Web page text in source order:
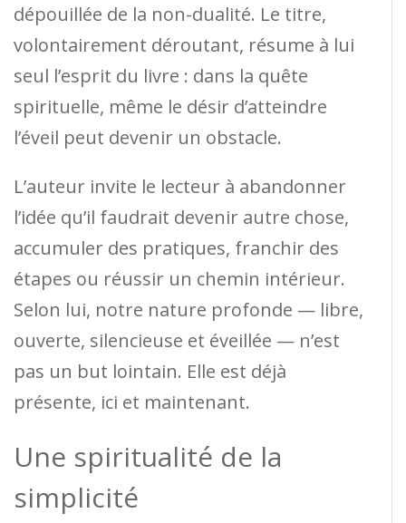
dépouillée de la non-dualité. Le titre,
volontairement déroutant, résume à lui
seul l’esprit du livre : dans la quête
spirituelle, même le désir d’atteindre
l’éveil peut devenir un obstacle.
L’auteur invite le lecteur à abandonner
l’idée qu’il faudrait devenir autre chose,
accumuler des pratiques, franchir des
étapes ou réussir un chemin intérieur.
Selon lui, notre nature profonde — libre,
ouverte, silencieuse et éveillée — n’est
pas un but lointain. Elle est déjà
présente, ici et maintenant.
Une spiritualité de la
simplicité